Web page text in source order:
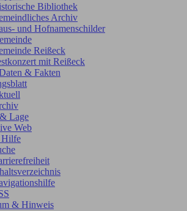
Bibliothek
Archiv
und Hofnamenschilder
Reißeck
mit Reißeck
& Fakten
Lage
Web
& Hinweis